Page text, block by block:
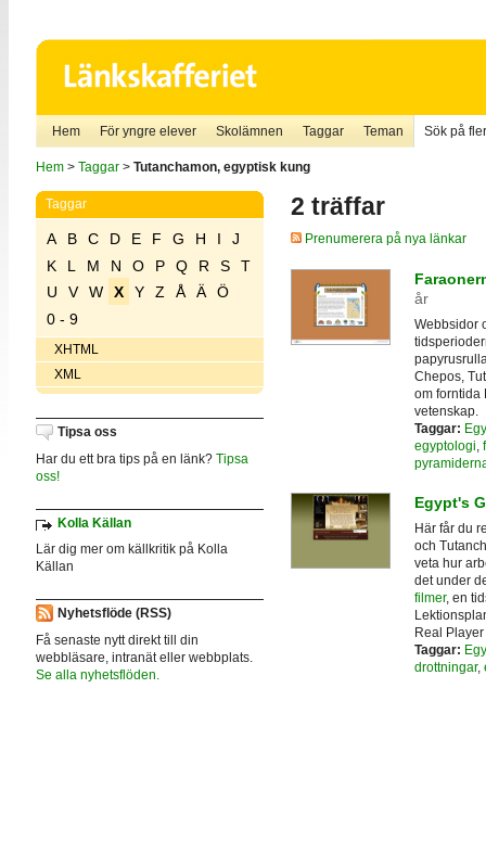
Hem För yngre elever Skolämnen Taggar Teman Sök på
Hem> Taggar> Tutanchamon, egyptisk kung
Taggar
A B C D E F G H I
J
K
L M N O P Q R S
T
U
V W X Y Z Å Ä
Ö
0 - 9
XHTML
XML
Tipsa oss
Har du ett bra tips på en länk? Tipsa
oss!
Kolla Källan
Lär dig mer om källkritik på Kolla
Källan
Nyhetsflöde (RSS)
Få senaste nytt direkt till din
webbläsare, intranät eller webbplats.
Se alla nyhetsflöden.
2 träffar
Prenumerera på nya länkar
år
Webbsidor
Chepos,
om forntida
vetenskap.
Taggar:
egyptologi
Egypt's
Här får du
och
veta hur
det under
filmer, en
Real
Taggar:
drottningar,